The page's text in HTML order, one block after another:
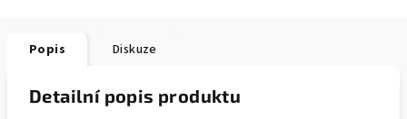
Popis Diskuze
Detailní popis produktu